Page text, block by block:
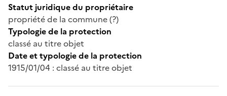
Statut juridique du propriétaire
propriété de la commune (?)
Typologie de la protection
classé au titre objet
Date et typologie de la protection
1915/01/04 : classé au titre objet